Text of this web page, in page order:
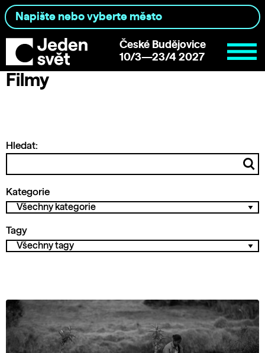
České Budějovice
10/3—23/4 2027
Filmy
Hledat:
Kategorie
Tagy